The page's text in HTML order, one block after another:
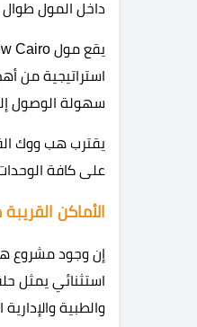
داخل المول طوال
استراتيجية من
سهولة الوصول
يقترب هب ووك
على كافة
الأماكن
إن وجود مشروع
استثنائي يمثل
والطبية